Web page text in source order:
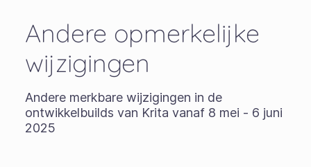
Andere opmerkelijke
wijzigingen
Andere merkbare wijzigingen in de
ontwikkelbuilds van Krita vanaf 8 mei - 6 juni
2025